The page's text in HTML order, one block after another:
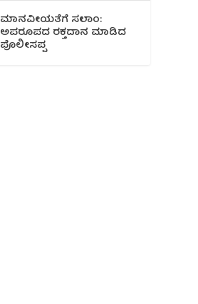
ಮಾನವೀಯತೆಗೆ ಸಲಾಂ:
ಅಪರೂಪದ ರಕ್ತದಾನ ಮಾಡಿದ
ಪೊಲೀಸಪ್ಪ